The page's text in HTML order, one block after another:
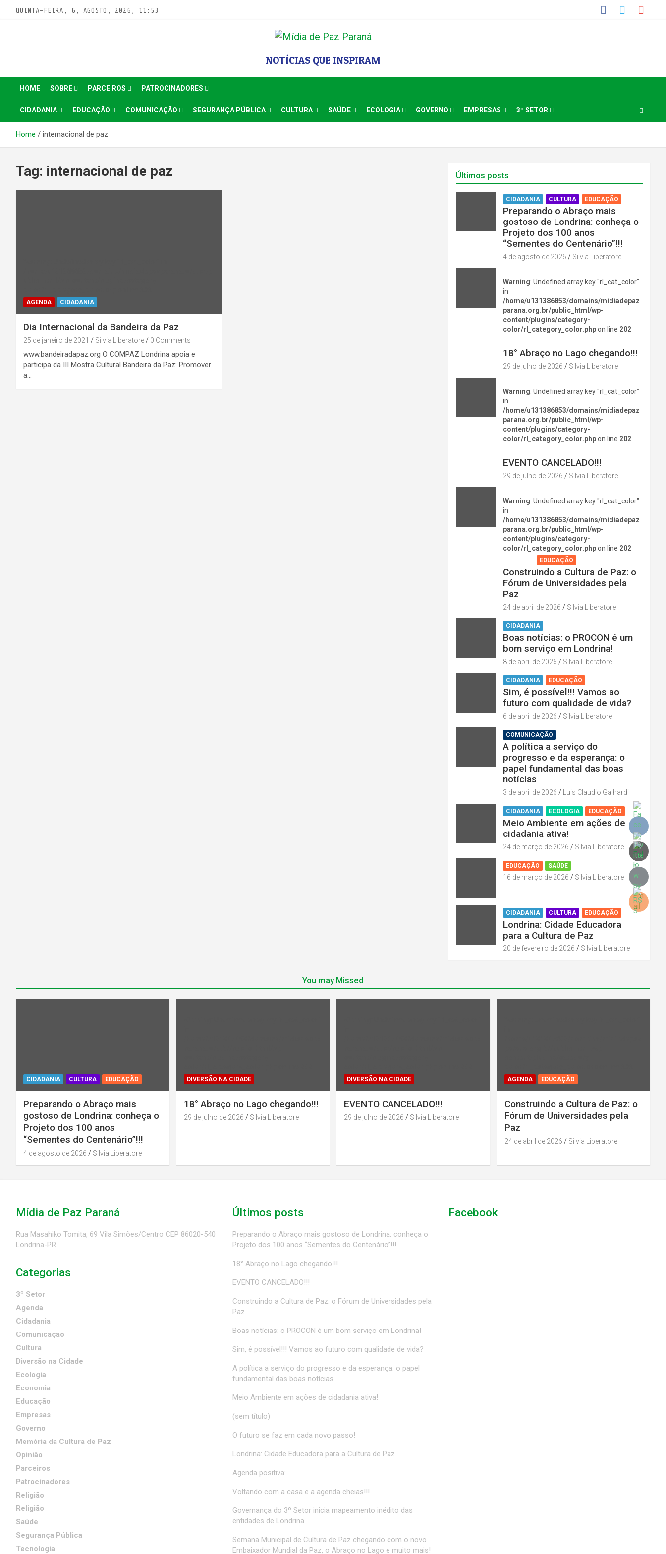
QUINTA-FEIRA, 6, AGOSTO, 2026, 11:53
NOTÍCIAS QUE INSPIRAM
HOME SOBRE PARCEIROS PATROCINADORES
CIDADANIA EDUCAÇÃO COMUNICAÇÃO SEGURANÇA PÚBLICA CULTURA SAÚDE ECOLOGIA GOVERNO EMPRESAS 3º SETOR
Home internacional de paz
Tag: internacional de paz
AGENDA CIDADANIA
Dia Internacional da Bandeira da Paz
25 de janeiro de 2021 Silvia Liberatore 0 Comments
www.bandeiradapaz.org O COMPAZ Londrina apoia e
participa da III Mostra Cultural Bandeira da Paz: Promover
a…
Últimos posts
CIDADANIA CULTURA EDUCAÇÃO
Preparando o Abraço mais
gostoso de Londrina: conheça o
Projeto dos 100 anos
“Sementes do Centenário”!!!
4 de agosto de 2026 Silvia Liberatore
Warning: Undefined array key "rl_cat_color"
in
/home/u131386853/domains/midiadepaz
parana.org.br/public_html/wp-
content/plugins/category-
color/rl_category_color.phpon line 202
18° Abraço no Lago chegando!!!
29 de julho de 2026 Silvia Liberatore
Warning: Undefined array key "rl_cat_color"
in
/home/u131386853/domains/midiadepaz
parana.org.br/public_html/wp-
content/plugins/category-
color/rl_category_color.phpon line 202
EVENTO CANCELADO!!!
29 de julho de 2026 Silvia Liberatore
Warning: Undefined array key "rl_cat_color"
in
/home/u131386853/domains/midiadepaz
parana.org.br/public_html/wp-
content/plugins/category-
color/rl_category_color.phpon line 202
EDUCAÇÃO
Construindo a Cultura de Paz: o
Fórum de Universidades pela
Paz
24 de abril de 2026 Silvia Liberatore
CIDADANIA
Boas notícias: o PROCON é um
bom serviço em Londrina!
8 de abril de 2026 Silvia Liberatore
CIDADANIA EDUCAÇÃO
Sim, é possível!!! Vamos ao
futuro com qualidade de vida?
6 de abril de 2026 Silvia Liberatore
COMUNICAÇÃO
A política a serviço do
progresso e da esperança: o
papel fundamental das boas
notícias
3 de abril de 2026 Luis Claudio Galhardi
CIDADANIA ECOLOGIA EDUCAÇÃO
Meio Ambiente em ações de
cidadania ativa!
24 de março de 2026 Silvia Liberatore
EDUCAÇÃO SAÚDE
16 de março de 2026 Silvia Liberatore
CIDADANIA CULTURA EDUCAÇÃO
Londrina: Cidade Educadora
para a Cultura de Paz
20 de fevereiro de 2026 Silvia Liberatore
You may Missed
CIDADANIA CULTURA EDUCAÇÃO
Preparando o Abraço mais
gostoso de Londrina: conheça o
Projeto dos 100 anos
“Sementes do Centenário”!!!
4 de agosto de 2026 Silvia Liberatore
DIVERSÃO NA CIDADE
18° Abraço no Lago chegando!!!
29 de julho de 2026 Silvia Liberatore
DIVERSÃO NA CIDADE
EVENTO CANCELADO!!!
29 de julho de 2026 Silvia Liberatore
AGENDA EDUCAÇÃO
Construindo a Cultura de Paz: o
Fórum de Universidades pela
Paz
24 de abril de 2026 Silvia Liberatore
Mídia de Paz Paraná
Rua Masahiko Tomita, 69 Vila Simões/Centro CEP 86020-540
Londrina-PR
Categorias
3º Setor
Agenda
Cidadania
Comunicação
Cultura
Diversão na Cidade
Ecologia
Economia
Educação
Empresas
Governo
Memória da Cultura de Paz
Opinião
Parceiros
Patrocinadores
Religião
Religião
Saúde
Segurança Pública
Tecnologia
Últimos posts
Preparando o Abraço mais gostoso de Londrina: conheça o
Projeto dos 100 anos “Sementes do Centenário”!!!
18° Abraço no Lago chegando!!!
EVENTO CANCELADO!!!
Construindo a Cultura de Paz: o Fórum de Universidades pela
Paz
Boas notícias: o PROCON é um bom serviço em Londrina!
Sim, é possível!!! Vamos ao futuro com qualidade de vida?
A política a serviço do progresso e da esperança: o papel
fundamental das boas notícias
Meio Ambiente em ações de cidadania ativa!
(sem título)
O futuro se faz em cada novo passo!
Londrina: Cidade Educadora para a Cultura de Paz
Agenda positiva:
Voltando com a casa e a agenda cheias!!!
Governança do 3º Setor inicia mapeamento inédito das
entidades de Londrina
Semana Municipal de Cultura de Paz chegando com o novo
Embaixador Mundial da Paz, o Abraço no Lago e muito mais!
Facebook